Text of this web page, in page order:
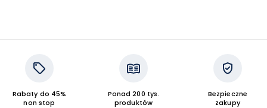
Rabaty do 45%
non stop
Ponad 200 tys.
produktów
Bezpieczne
zakupy